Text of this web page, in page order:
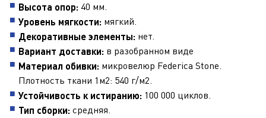
Высота опор: 40 мм.
Уровень мягкости: мягкий.
Декоративные элементы: нет.
Вариант доставки: в разобранном виде
Материал обивки: микровелюр Federica Stone.
Плотность ткани 1м2: 540 г/м2.
Устойчивость к истиранию: 100 000 циклов.
Тип сборки: средняя.